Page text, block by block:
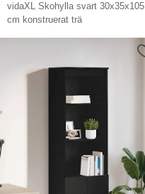
vidaXL Skohylla svart 30x35x105
cm konstruerat trä